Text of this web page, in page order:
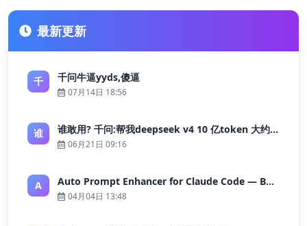
最新更新
千 千问牛逼yyds,傻逼
07月14日 18:56
谁 谁敢用? 千问:帮我deepseek v4 10 亿token 大约多少花费 ?
06月21日 09:16
A Auto Prompt Enhancer for Claude Code — Building a Highly Reliable AI Programming Workflow
04月04日 13:48